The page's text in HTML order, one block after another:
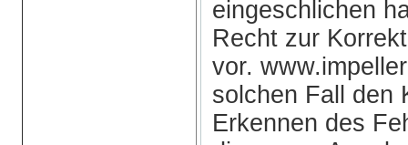
eingeschlichen
Recht zur
vor.
solchen Fall den
Erkennen des